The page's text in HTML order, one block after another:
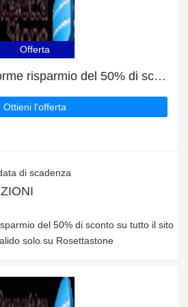
Offerta
Rosettastone: enorme risparmio del 50% di sconto su tutto il sito solo per questo mese
Ottieni l'offerta
di scadenza
del 50% di sconto su tutto il sito
solo su Rosettastone